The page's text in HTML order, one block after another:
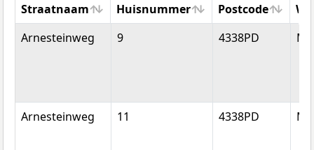
Straatnaam Huisnummer Postcode
Straatnaam
Huisnummer Postcode
Arnesteinweg 9 4338PD
Arnesteinweg 11 4338PD